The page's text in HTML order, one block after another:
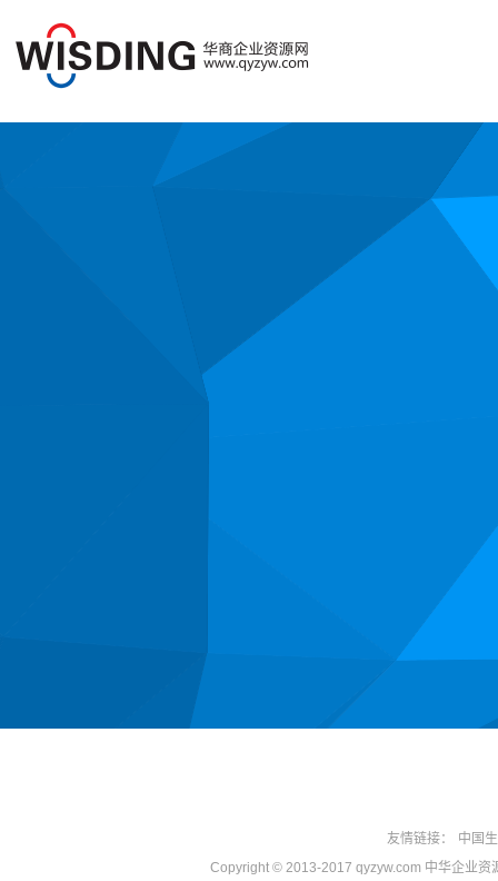
友情链接：
中国
Copyright © 2013-2017 qyzyw.com 中华企业资